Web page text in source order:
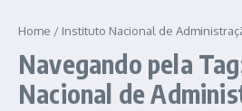
Home / Instituto Nacional de
Navegando pela
Nacional de